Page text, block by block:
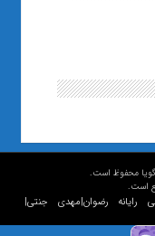
محفوظ است.
است.
رایانه رضوان|مهدی جنتی|